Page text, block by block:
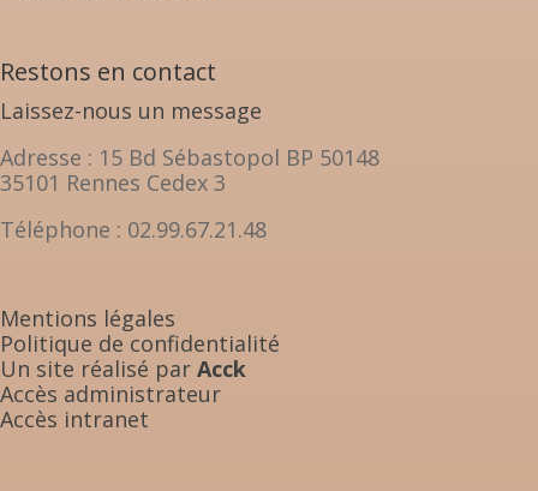
Restons en contact
Laissez-nous un message
Adresse : 15 Bd Sébastopol BP 50148
35101 Rennes Cedex 3
Téléphone : 02.99.67.21.48
Mentions légales
Politique de confidentialité
Un site réalisé par Acck
Accès administrateur
Accès intranet